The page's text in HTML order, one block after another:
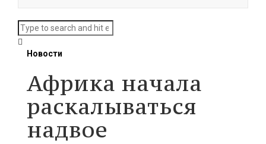
Новости
Африка начала
раскалываться
надвое